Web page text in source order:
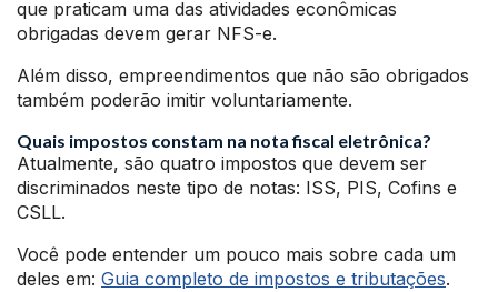
que praticam uma das atividades econômicas
obrigadas devem gerar NFS-e.
Além disso, empreendimentos que não são obrigados
também poderão imitir voluntariamente.
Quais impostos constam na nota fiscal eletrônica?
Atualmente, são quatro impostos que devem ser
discriminados neste tipo de notas: ISS, PIS, Cofins e
CSLL.
Você pode entender um pouco mais sobre cada um
deles em: Guia completo de impostos e tributações.